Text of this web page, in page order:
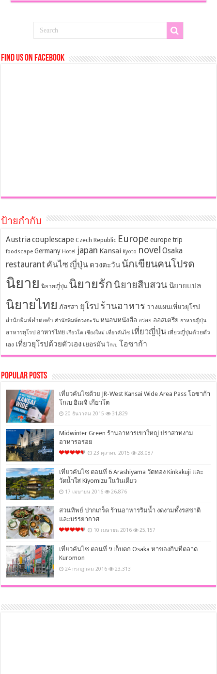
Find us on Facebook
ป้ายกำกับ
Austriacouplescape Czech Republic Europe europe trip
foodscape Germany Hotel japan Kansai Kyoto novel Osaka
restaurant คันไซ ญี่ปุ่น ดวงตะวัน นักเขียนคนโปรด
นิยาย นิยายญี่ปุ่น นิยายรัก นิยายสืบสวน นิยายแปล
นิยายไทย ภัสรสา ยุโรป ร้านอาหาร วางแผนเที่ยวยุโรป
สำนักพิมพ์คำต่อคำ สำนักพิมพ์ดวงตะวัน หนอนหนังสือ อร่อย ออสเตรีย อาหารญี่ปุ่น
อาหารยุโรป อาหารไทย เกียวโต เชียงใหม่ เที่ยวคันไซ เที่ยวญี่ปุ่น เที่ยวญี่ปุ่นด้วยตัว
เอง เที่ยวยุโรปด้วยตัวเอง เยอรมัน โกเบ โอซาก้า
Popular Posts
เที่ยวคันไซด้วย JR-West Kansai Wide Area Pass โอซาก้า
โกเบ ฮิเมจิ เกียวโต
20 ธันวาคม 2015 31,829
Midwinter Green ร้านอาหารเขาใหญ่ ปราสาทงาม
อาหารอร่อย
23 ตุลาคม 2015 28,087
เที่ยวคันไซ ตอนที่ 6 Arashiyama วัดทอง Kinkakuji และ
วัดน้ำใส Kiyomizu ในวันเดียว
17 เมษายน 2016 26,876
สวนทิพย์ ปากเกร็ด ร้านอาหารริมน้ำ งดงามทั้งรสชาติ
และบรรยากาศ
10 เมษายน 2016 25,157
เที่ยวคันไซ ตอนที่ 9 เก็บตก Osaka หาของกินที่ตลาด
Kuromon
24 กรกฎาคม 2016 23,313